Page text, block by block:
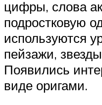
цифры, слова
подростковую
используются
пейзажи,
Появились
виде оригами.